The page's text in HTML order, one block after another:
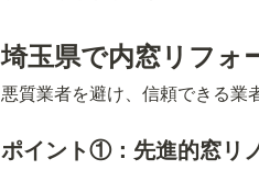
埼玉県で内窓リフォ
悪質業者を避け、信頼できる業
ポイント①：先進的窓リ